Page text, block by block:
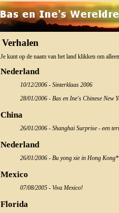
Verhalen
Je kunt op de naam van het land klikken om
Nederland
10/12/2006 - Sinterklaas 2006
28/01/2006 - Bas en Ine's Chinese New
China
26/01/2006 - Shanghai Surprise - een
Nederland
26/01/2006 - Bu yong xie in Hong
Mexico
07/08/2005 - Viva Mexico!
Florida